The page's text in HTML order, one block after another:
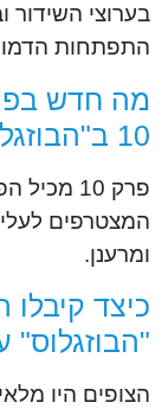
בערוצי השידור
התפתחות
10 ב"הבוזגלוס"?
פרק 10
המצטרפים
ומרענן.
"הבוזגלוס"
הצופים היו